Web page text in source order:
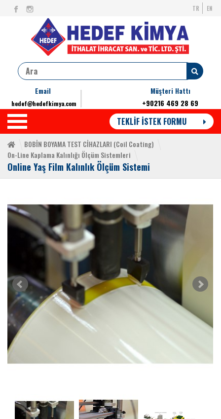
TR EN
Müşteri Hattı
+90216 469 28 69
Email
hedef@hedefkimya.com
TEKLİF İSTEK FORMU
BOBİN BOYAMA TEST CİHAZLARI (Coil Coating)
On-Line Kaplama Kalınlığı Ölçüm Sistemleri
Online Yaş Film Kalınlık Ölçüm Sistemi